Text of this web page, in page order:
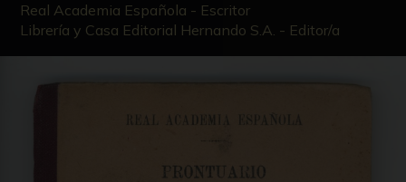
Real Academia Española - Escritor
Librería y Casa Editorial Hernando S.A. - Editor/a